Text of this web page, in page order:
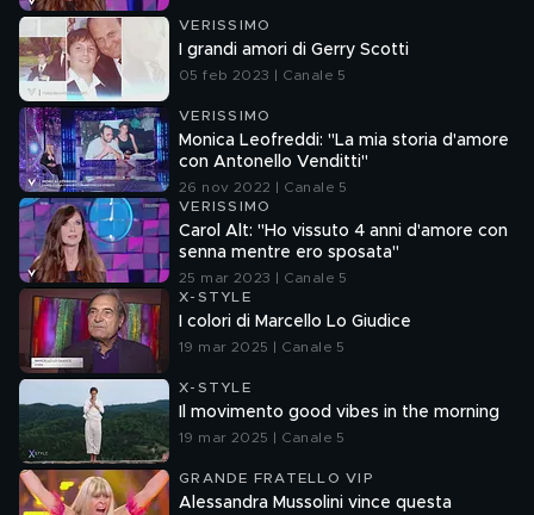
VERISSIMO
I grandi amori di Gerry Scotti
05 feb 2023 | Canale 5
VERISSIMO
Monica Leofreddi: "La mia storia d'amore
con Antonello Venditti"
26 nov 2022 | Canale 5
VERISSIMO
Carol Alt: "Ho vissuto 4 anni d'amore con
senna mentre ero sposata"
25 mar 2023 | Canale 5
X-STYLE
I colori di Marcello Lo Giudice
19 mar 2025 | Canale 5
X-STYLE
Il movimento good vibes in the morning
19 mar 2025 | Canale 5
GRANDE FRATELLO VIP
Alessandra Mussolini vince questa